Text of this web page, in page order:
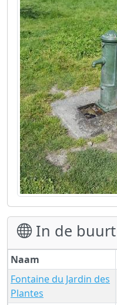
In de buurt
Naam
Fontaine du Jardin des
Plantes